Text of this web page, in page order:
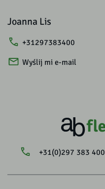
Joanna Lis
+31297383400
Wyślij mi e-mail
+31(0)297 383 400